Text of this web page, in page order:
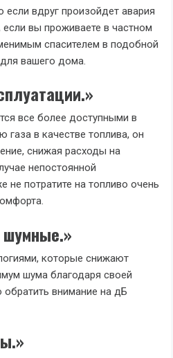
вдруг произойдет авария
вы проживаете в частном
спасителем в подобной
вашего дома.
все более доступными в
газа в качестве топлива, он
снижая расходы на
непостоянной
не потратите на топливо очень
которые снижают
шума благодаря своей
обратить внимание на дБ